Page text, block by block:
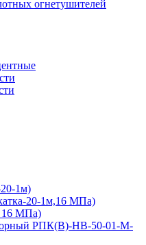
огнетушителей
1м)
20-1м,16 МПа)
16 МПа)
РПК(В)-НВ-50-01-М-